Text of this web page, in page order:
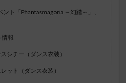
ント「Phantasmagoria ～幻踏～」、
情報
シチー（ダンス衣装）
ット（ダンス衣装）